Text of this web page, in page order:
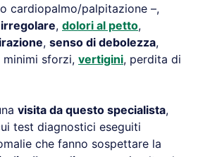
cardiopalmo/palpitazione –,
, dolori al petto,
, senso di debolezza,
sforzi, vertigini, perdita di
visita da questo specialista,
test diagnostici eseguiti
che fanno sospettare la